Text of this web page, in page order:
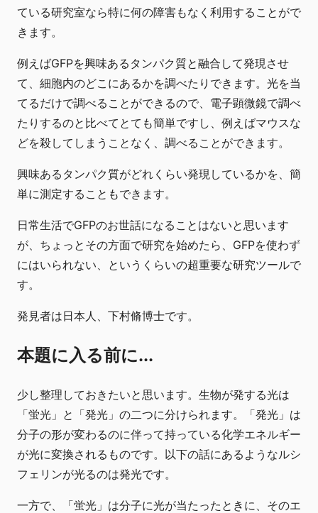
ている研究室なら特に何の障害もなく利用することがで
きます。
例えばGFPを興味あるタンパク質と融合して発現させ
て、細胞内のどこにあるかを調べたりできます。光を当
てるだけで調べることができるので、電子顕微鏡で調べ
たりするのと比べてとても簡単ですし、例えばマウスな
どを殺してしまうことなく、調べることができます。
興味あるタンパク質がどれくらい発現しているかを、簡
単に測定することもできます。
日常生活でGFPのお世話になることはないと思います
が、ちょっとその方面で研究を始めたら、GFPを使わず
にはいられない、というくらいの超重要な研究ツールで
す。
発見者は日本人、下村脩博士です。
本題に入る前に...
少し整理しておきたいと思います。生物が発する光は
「蛍光」と「発光」の二つに分けられます。「発光」は
分子の形が変わるのに伴って持っている化学エネルギー
が光に変換されるものです。以下の話にあるようなルシ
フェリンが光るのは発光です。
一方で、「蛍光」は分子に光が当たったときに、そのエ